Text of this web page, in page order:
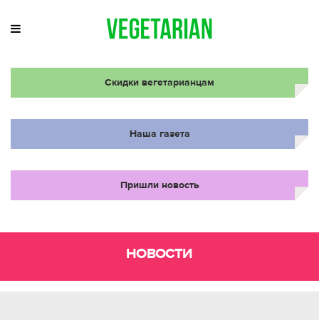
Скидки вегетарианцам
Наша газета
Пришли новость
НОВОСТИ